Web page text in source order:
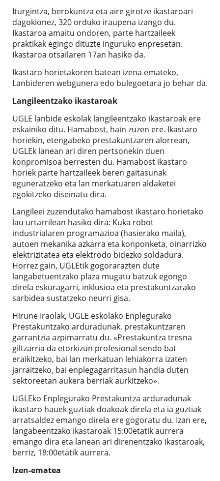
Iturgintza, berokuntza eta aire girotze ikastaroari
dagokionez, 320 orduko iraupena izango du.
Ikastaroa amaitu ondoren, parte hartzaileek
praktikak egingo dituzte inguruko enpresetan.
Ikastaroa otsailaren 17an hasiko da.
Ikastaro horietakoren batean izena emateko,
Lanbideren webgunera edo bulegoetara jo behar da.
Langileentzako ikastaroak
UGLE lanbide eskolak langileentzako ikastaroak ere
eskainiko ditu. Hamabost, hain zuzen ere. Ikastaro
horiekin, etengabeko prestakuntzaren alorrean,
UGLEk lanean ari diren pertsonekin duen
konpromisoa berresten du. Hamabost ikastaro
horiek parte hartzaileek beren gaitasunak
eguneratzeko eta lan merkatuaren aldaketei
egokitzeko diseinatu dira.
Langileei zuzendutako hamabost ikastaro horietako
lau urtarrilean hasiko dira: Kuka robot
industrialaren programazioa (hasierako maila),
autoen mekanika azkarra eta konponketa, oinarrizko
elektrizitatea eta elektrodo bidezko soldadura.
Horrez gain, UGLEtik gogorarazten dute
langabetuentzako plaza mugatu batzuk egongo
direla eskuragarri, inklusioa eta prestakuntzarako
sarbidea sustatzeko neurri gisa.
Hirune Iraolak, UGLE eskolako Enplegurako
Prestakuntzako arduradunak, prestakuntzaren
garrantzia azpimarratu du. «Prestakuntza tresna
giltzarria da etorkizun profesional sendo bat
eraikitzeko, bai lan merkatuan lehiakorra izaten
jarraitzeko, bai enplegagarritasun handia duten
sektoreetan aukera berriak aurkitzeko».
UGLEko Enplegurako Prestakuntza arduradunak
ikastaro hauek guztiak doakoak direla eta ia guztiak
arratsaldez emango direla ere gogoratu du. Izan ere,
langabeentzako ikastaroak 15:00etatik aurrera
emango dira eta lanean ari direnentzako ikastaroak,
berriz, 18:00etatik aurrera.
Izen-ematea